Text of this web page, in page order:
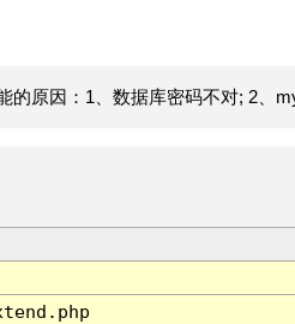
原因：1、数据库密码不对; 2、